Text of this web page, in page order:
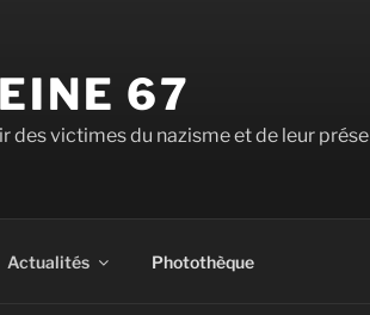
67
des victimes du nazisme et de leur
Actualités Photothèque